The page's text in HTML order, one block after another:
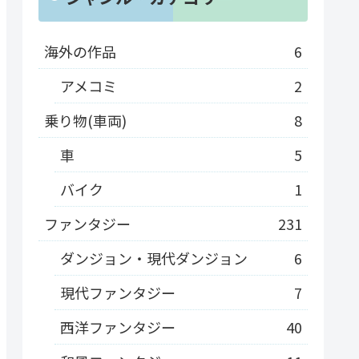
海外の作品
6
アメコミ
2
乗り物(車両)
8
車
5
バイク
1
ファンタジー
231
ダンジョン・現代ダンジョン
6
現代ファンタジー
7
西洋ファンタジー
40